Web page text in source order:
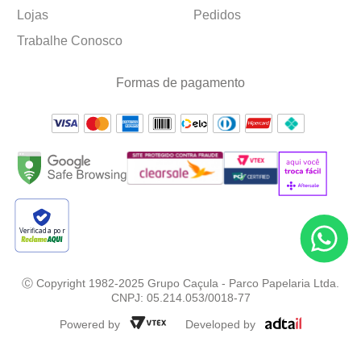
Lojas
Trabalhe Conosco
Pedidos
Formas de pagamento
Verificada por
Ⓒ Copyright 1982-2025 Grupo Caçula - Parco Papelaria Ltda.
CNPJ: 05.214.053/0018-77
Powered by Developed by